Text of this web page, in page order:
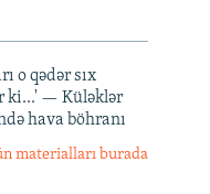
o qədər sıx
ki...' — Küləklər
hava böhranı
materialları burada